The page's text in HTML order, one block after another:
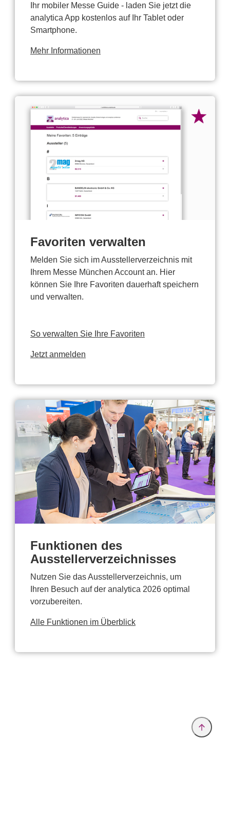
Ihr mobiler Messe Guide - laden Sie jetzt die
analytica App kostenlos auf Ihr Tablet oder
Smartphone.
Mehr Informationen
Favoriten verwalten
Melden Sie sich im Ausstellerverzeichnis mit
Ihrem Messe München Account an. Hier
können Sie Ihre Favoriten dauerhaft speichern
und verwalten.
So verwalten Sie Ihre Favoriten
Jetzt anmelden
Funktionen des
Ausstellerverzeichnisses
Nutzen Sie das Ausstellerverzeichnis, um
Ihren Besuch auf der analytica 2026 optimal
vorzubereiten.
Alle Funktionen im Überblick